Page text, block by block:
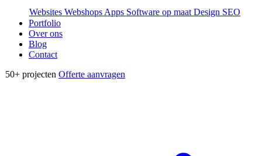
Websites Webshops Apps Software op maat Design SEO
Portfolio
Over ons
Blog
Contact
50+ projecten Offerte aanvragen